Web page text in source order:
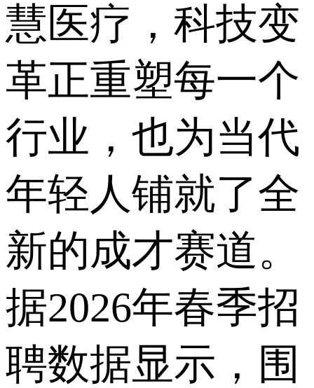
慧医疗，科技变
革正重塑每一个
行业，也为当代
年轻人铺就了全
新的成才赛道。
据2026年春季招
聘数据显示，围